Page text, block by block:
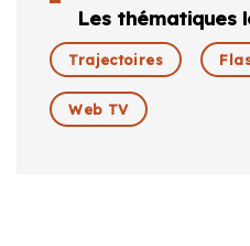
Les thématiques
Trajectoires
Web TV